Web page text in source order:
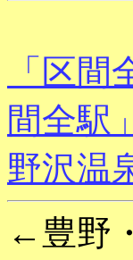
「区
間全駅」
野沢温
←豊野